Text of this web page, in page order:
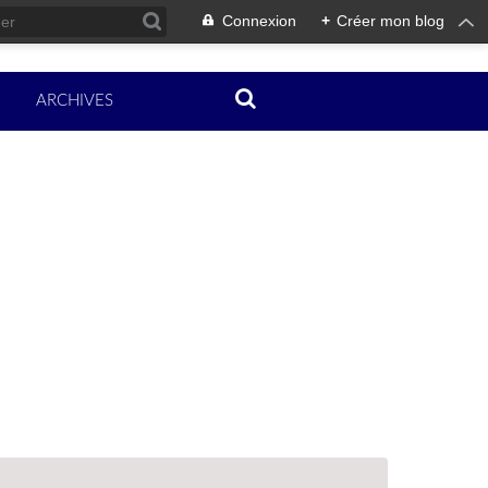
Connexion + Créer mon blog
ARCHIVES